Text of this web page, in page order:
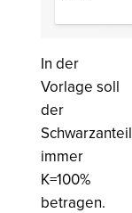
In der
Vorlage soll
der
Schwarzanteil
immer
K=100%
betragen.